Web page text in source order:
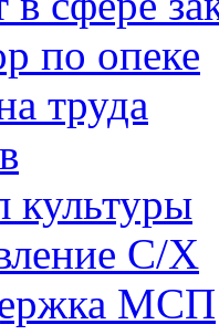
по опеке
труда
культуры
С/Х
МСП